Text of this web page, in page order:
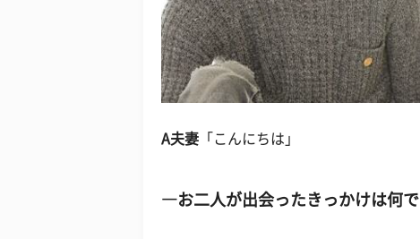
A夫妻 「こんにちは」
―お二人が出会ったきっかけは何で